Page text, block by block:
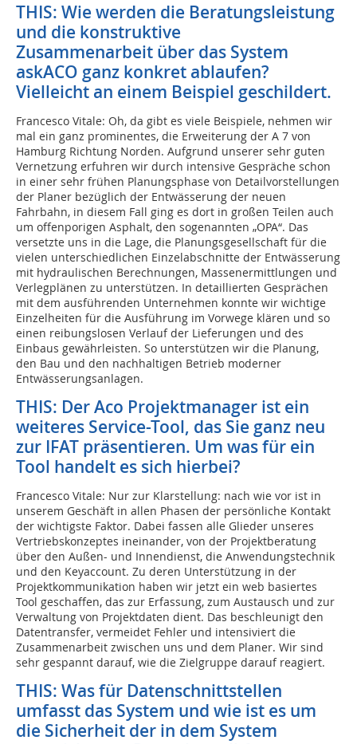
THIS: Wie werden die Beratungsleistung
und die konstruktive
Zusammenarbeit über das System
askACO ganz konkret ablaufen?
Vielleicht an einem Beispiel geschildert.
Francesco Vitale: Oh, da gibt es viele Beispiele, nehmen wir
mal ein ganz prominentes, die Erweiterung der A 7 von
Hamburg Richtung Norden. Aufgrund unserer sehr guten
Vernetzung erfuhren wir durch intensive Gespräche schon
in einer sehr frühen Planungsphase von Detailvorstellungen
der Planer bezüglich der Entwässerung der neuen
Fahrbahn, in diesem Fall ging es dort in großen Teilen auch
um offenporigen Asphalt, den sogenannten „OPA“. Das
versetzte uns in die Lage, die Planungsgesellschaft für die
vielen unterschiedlichen Einzelabschnitte der Entwässerung
mit hydraulischen Berechnungen, Massenermittlungen und
Verlegplänen zu unterstützen. In detaillierten Gesprächen
mit dem ausführenden Unternehmen konnte wir wichtige
Einzelheiten für die Ausführung im Vorwege klären und so
einen reibungslosen Verlauf der Lieferungen und des
Einbaus gewährleisten. So unterstützen wir die Planung,
den Bau und den nachhaltigen Betrieb moderner
Entwässerungsanlagen.
THIS: Der Aco Projektmanager ist ein
weiteres Service-Tool, das Sie ganz neu
zur IFAT präsentieren. Um was für ein
Tool handelt es sich hierbei?
Francesco Vitale: Nur zur Klarstellung: nach wie vor ist in
unserem Geschäft in allen Phasen der persönliche Kontakt
der wichtigste Faktor. Dabei fassen alle Glieder unseres
Vertriebskonzeptes ineinander, von der Projektberatung
über den Außen- und Innendienst, die Anwendungstechnik
und den Keyaccount. Zu deren Unterstützung in der
Projektkommunikation haben wir jetzt ein web basiertes
Tool geschaffen, das zur Erfassung, zum Austausch und zur
Verwaltung von Projektdaten dient. Das beschleunigt den
Datentransfer, vermeidet Fehler und intensiviert die
Zusammenarbeit zwischen uns und dem Planer. Wir sind
sehr gespannt darauf, wie die Zielgruppe darauf reagiert.
THIS: Was für Datenschnittstellen
umfasst das System und wie ist es um
die Sicherheit der in dem System